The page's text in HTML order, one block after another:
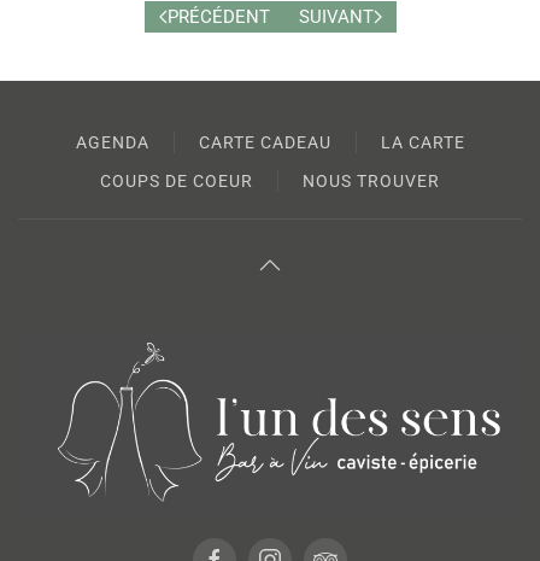
PRÉCÉDENT SUIVANT
AGENDA CARTE CADEAU
LA CARTE
COUPS DE COEUR
NOUS TROUVER